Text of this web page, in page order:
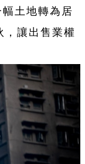
土地轉為居
，讓出售業權